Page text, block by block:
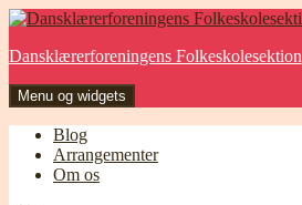
Hop
indhold
Dansklærerforeningens Folkeskolesektion
Menu og widgets
Blog
Arrangementer
Om os